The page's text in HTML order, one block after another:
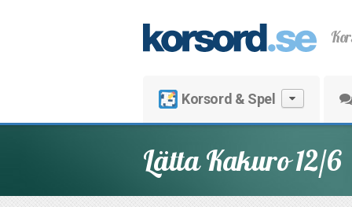
Korsord & Spel
Lätta Kakuro 12/6